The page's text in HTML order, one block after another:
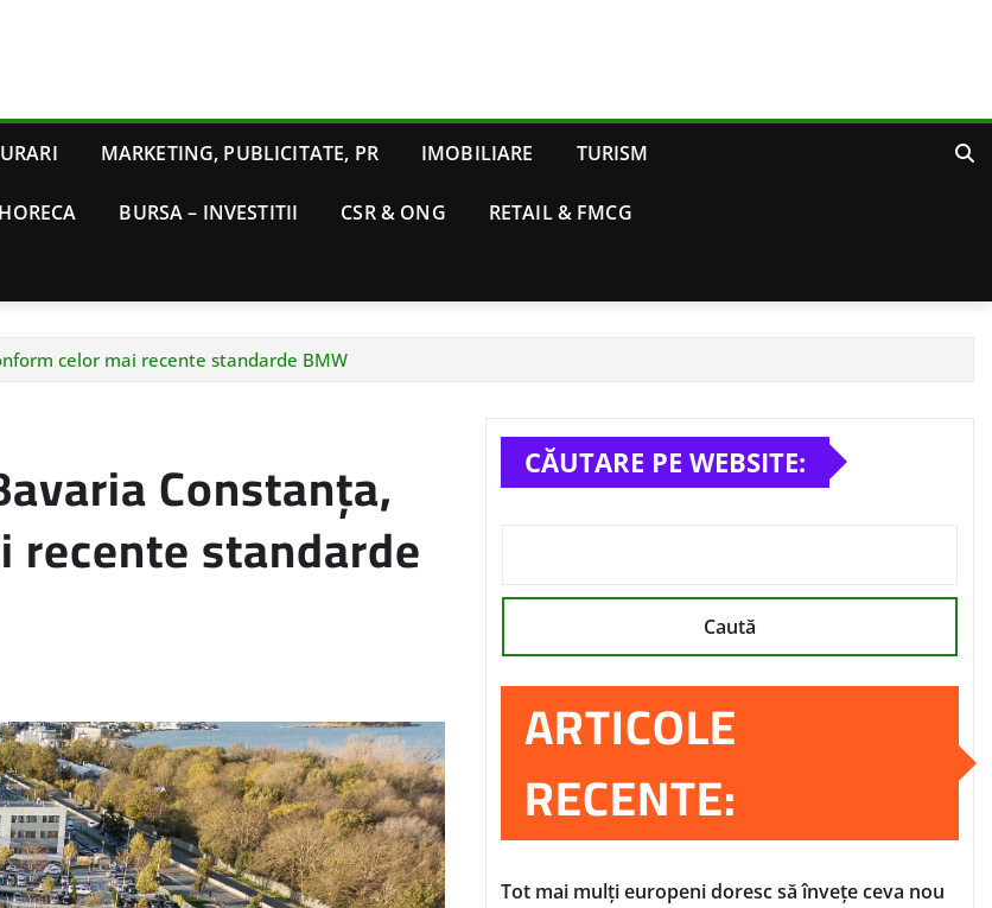
MARKETING, PUBLICITATE, PR IMOBILIARE TURISM
HORECA BURSA – INVESTITII CSR & ONG RETAIL & FMCG
celor mai recente standarde BMW
Constanța,
standarde
CĂUTARE PE WEBSITE:
Caută
ARTICOLE
RECENTE:
Tot mai mulți europeni doresc să învețe ceva nou